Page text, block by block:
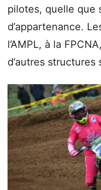
pilotes, quelle que
d’appartenance.
l’AMPL, à la
d’autres